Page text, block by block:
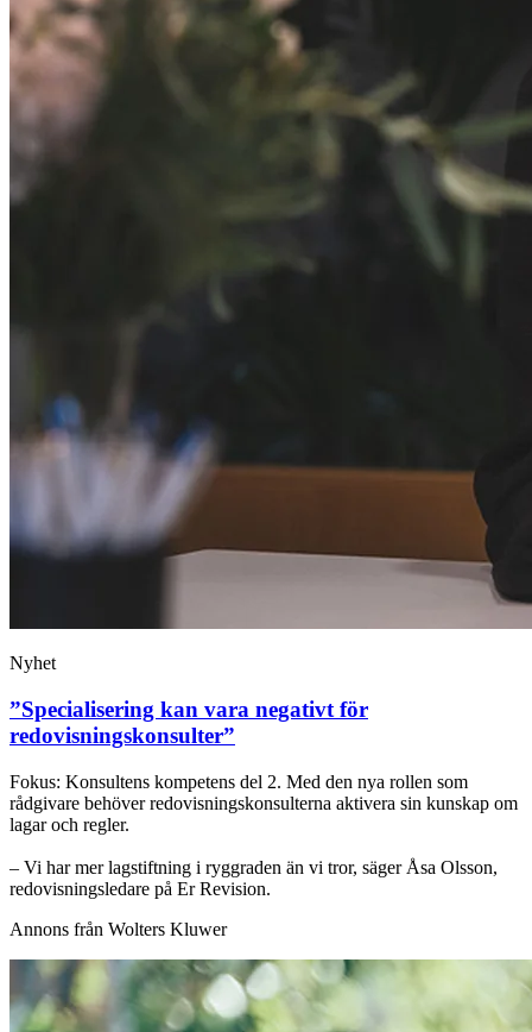
Nyhet
”Specialisering kan vara negativt för
redovisningskonsulter”
Fokus: Konsultens kompetens del 2. Med den nya rollen som
rådgivare behöver redovisningskonsulterna aktivera sin kunskap om
lagar och regler.
– Vi har mer lagstiftning i ryggraden än vi tror, säger Åsa Olsson,
redovisningsledare på Er Revision.
Annons från Wolters Kluwer